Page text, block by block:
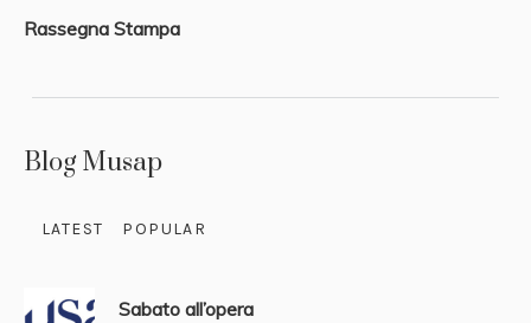
Rassegna Stampa
Blog Musap
LATEST POPULAR
Sabato all’opera